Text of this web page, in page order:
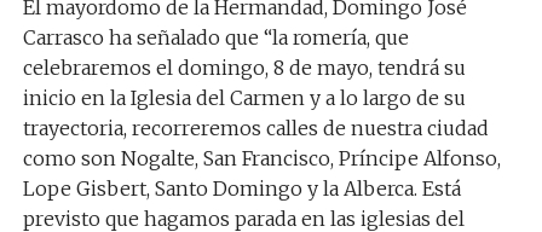
El mayordomo de la Hermandad, Domingo José
Carrasco ha señalado que “la romería, que
celebraremos el domingo, 8 de mayo, tendrá su
inicio en la Iglesia del Carmen y a lo largo de su
trayectoria, recorreremos calles de nuestra ciudad
como son Nogalte, San Francisco, Príncipe Alfonso,
Lope Gisbert, Santo Domingo y la Alberca. Está
previsto que hagamos parada en las iglesias del